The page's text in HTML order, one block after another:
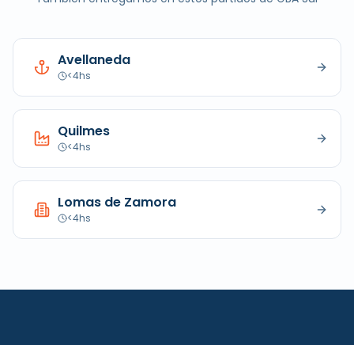
Avellaneda
<4hs
Quilmes
<4hs
Lomas de Zamora
<4hs